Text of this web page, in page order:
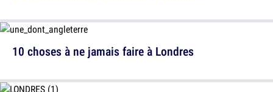
10 choses à ne jamais faire à Londres